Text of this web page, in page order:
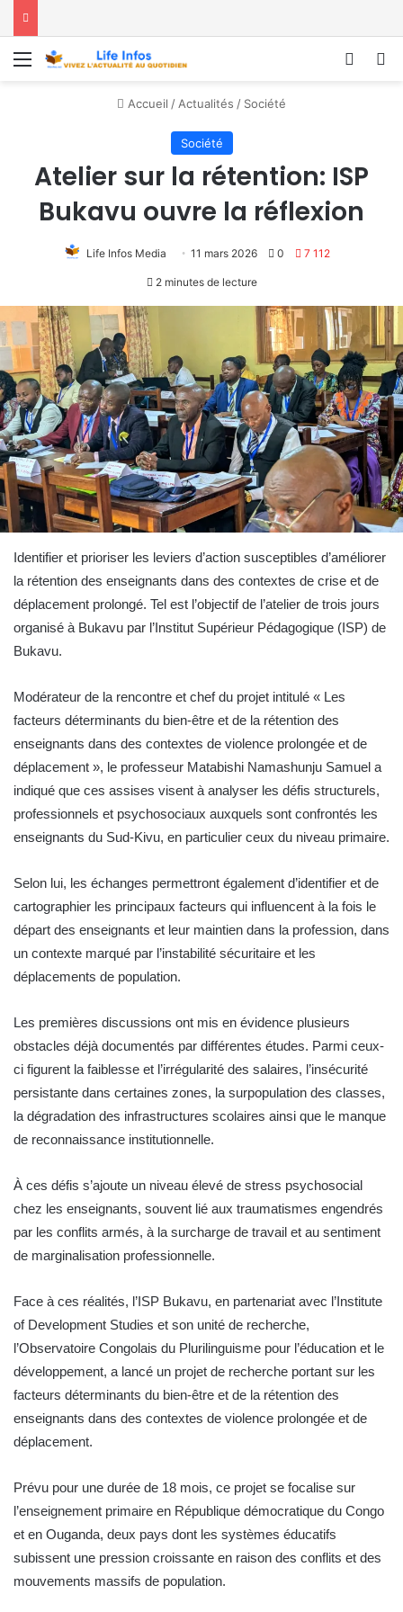
Menu
Accueil / Actualités / Société
Société
Atelier sur la rétention: ISP
Bukavu ouvre la réflexion
Life Infos Media 11 mars 2026 0 7 112
2 minutes de lecture
Identifier et prioriser les leviers d’action susceptibles d’améliorer
la rétention des enseignants dans des contextes de crise et de
déplacement prolongé. Tel est l’objectif de l’atelier de trois jours
organisé à Bukavu par l’Institut Supérieur Pédagogique (ISP) de
Bukavu.
Modérateur de la rencontre et chef du projet intitulé « Les
facteurs déterminants du bien-être et de la rétention des
enseignants dans des contextes de violence prolongée et de
déplacement », le professeur Matabishi Namashunju Samuel a
indiqué que ces assises visent à analyser les défis structurels,
professionnels et psychosociaux auxquels sont confrontés les
enseignants du Sud-Kivu, en particulier ceux du niveau primaire.
Selon lui, les échanges permettront également d’identifier et de
cartographier les principaux facteurs qui influencent à la fois le
départ des enseignants et leur maintien dans la profession, dans
un contexte marqué par l’instabilité sécuritaire et les
déplacements de population.
Les premières discussions ont mis en évidence plusieurs
obstacles déjà documentés par différentes études. Parmi ceux-
ci figurent la faiblesse et l’irrégularité des salaires, l’insécurité
persistante dans certaines zones, la surpopulation des classes,
la dégradation des infrastructures scolaires ainsi que le manque
de reconnaissance institutionnelle.
À ces défis s’ajoute un niveau élevé de stress psychosocial
chez les enseignants, souvent lié aux traumatismes engendrés
par les conflits armés, à la surcharge de travail et au sentiment
de marginalisation professionnelle.
Face à ces réalités, l’ISP Bukavu, en partenariat avec l’Institute
of Development Studies et son unité de recherche,
l’Observatoire Congolais du Plurilinguisme pour l’éducation et le
développement, a lancé un projet de recherche portant sur les
facteurs déterminants du bien-être et de la rétention des
enseignants dans des contextes de violence prolongée et de
déplacement.
Prévu pour une durée de 18 mois, ce projet se focalise sur
l’enseignement primaire en République démocratique du Congo
et en Ouganda, deux pays dont les systèmes éducatifs
subissent une pression croissante en raison des conflits et des
mouvements massifs de population.